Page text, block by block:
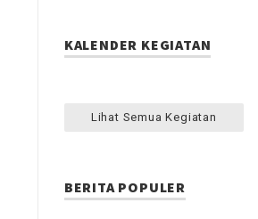
KALENDER KEGIATAN
Lihat Semua Kegiatan
BERITA POPULER